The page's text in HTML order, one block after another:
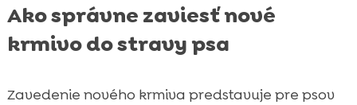
Ako správne zaviesť nové
krmivo do stravy psa
Zavedenie nového krmiva predstavuje pre psov